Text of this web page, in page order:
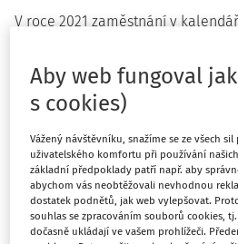
V roce 2021 zaměstnání v
jednoho zaměstnavatele příjem:
u dohody o provedení práce
u dohody o pracovní činnosti
alespoň 3 500 Kč - dále jen
Platby za "státní
Aby web fungoval
s cookies)
Vážený návštěvníku, snažíme se ze všech
uživatelského komfortu při používání
základní předpoklady patří např. aby
abychom vás neobtěžovali nevhodnou
dostatek podnětů, jak web vylepšovat.
souhlas se zpracováním souborů cookies,
dočasně ukládají ve vašem prohlížeči.